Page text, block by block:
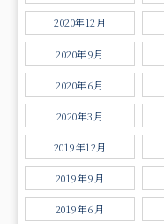
2020年12月
2020年9月
2020年6月
2020年3月
2019年12月
2019年9月
2019年6月